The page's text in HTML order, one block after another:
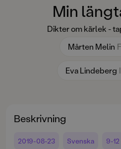
Min
Dikter om kärlek -
Mårten Melin
Eva Lindeberg
Beskrivning
2019-08-23 Svenska 9-12